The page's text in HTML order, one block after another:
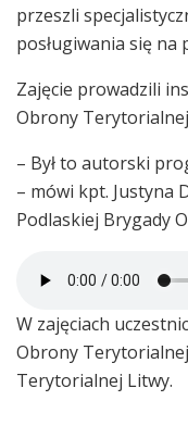
przeszli
posługiwania się na
Zajęcie prowadzili
Obrony
– Był to autorski
– mówi kpt. Justyna
Podlaskiej Brygady
W zajęciach
Obrony
Terytorialnej Litwy.